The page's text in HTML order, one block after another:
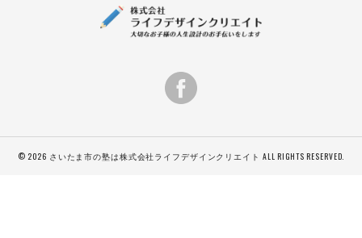
© 2026 さいたま市の塾は株式会社ライフデザインクリエイト ALL RIGHTS RESERVED.